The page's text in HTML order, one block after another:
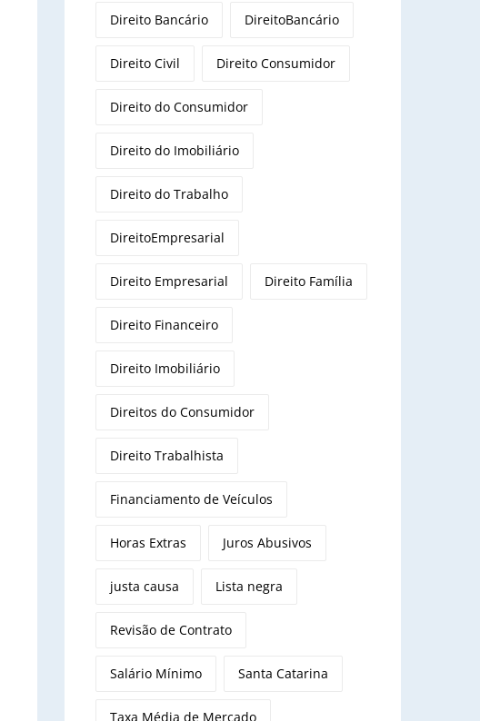
Direito Bancário DireitoBancário
Direito Civil Direito Consumidor
Direito do Consumidor
Direito do Imobiliário
Direito do Trabalho
DireitoEmpresarial
Direito Empresarial Direito Família
Direito Financeiro
Direito Imobiliário
Direitos do Consumidor
Direito Trabalhista
Financiamento de Veículos
Horas Extras Juros Abusivos
justa causa Lista negra
Revisão de Contrato
Salário Mínimo Santa Catarina
Taxa Média de Mercado